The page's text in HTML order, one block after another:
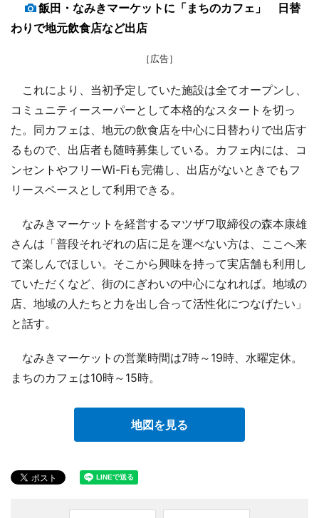
飯田・なみきマーケットに「まちのカフェ」 日替
わりで地元飲食店など出店
［広告］
これにより、当初予定していた施設は全てオープンし、
コミュニティースーパーとして本格的なスタートを切っ
た。同カフェは、地元の飲食店を中心に日替わりで出店す
るもので、出店者も随時募集している。カフェ内には、コ
ンセントやフリーWi-Fiも完備し、出店がないときでもフ
リースペースとして利用できる。
なみきマーケットを経営するマツザワ取締役の森本康雄
さんは「普段それぞれの店に足を運べない方は、ここへ来
て楽しんでほしい。そこから興味を持って実店舗も利用し
ていただくなど、街のにぎわいの中心になれれば。地域の
店、地域の人たちと力を出し合って活性化につなげたい」
と話す。
なみきマーケットの営業時間は7時～19時、水曜定休。
まちのカフェは10時～15時。
地図を見る